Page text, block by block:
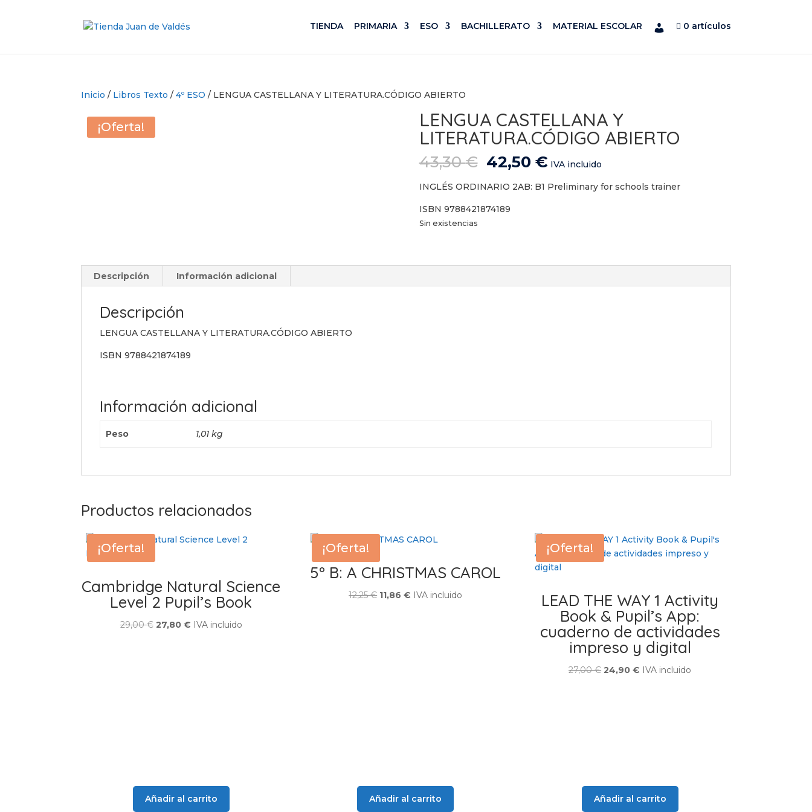
TIENDA PRIMARIA ESO BACHILLERATO MATERIAL ESCOLAR 0 artículos
Inicio / Libros Texto /4º ESO / LENGUA CASTELLANA Y LITERATURA.CÓDIGO ABIERTO
¡Oferta! LENGUA CASTELLANA Y
LITERATURA.CÓDIGO ABIERTO
43,30€ El
precio
original
era:
43,30 €.
42,50 €El
actual
IVA incluido
INGLÉS ORDINARIO 2AB: B1 Preliminary for schools trainer
ISBN 9788421874189
Sin existencias
Descripción Información adicional
Descripción
LENGUA CASTELLANA Y LITERATURA.CÓDIGO ABIERTO
ISBN 9788421874189
Información adicional
Peso 1,01 kg
Productos relacionados
¡Oferta!
Cambridge Natural Science
Level 2 Pupil’s Book
29,00€ El
27,80 €ElIVA incluido
Añadir al carrito
¡Oferta!
5º B: A CHRISTMAS CAROL
12,25€ El
11,86€ El
IVA incluido
Añadir al carrito
¡Oferta!
LEAD THE WAY 1 Activity
Book & Pupil’s App:
cuaderno de actividades
impreso y digital
27,00€ El
24,90€ El
IVA incluido
Añadir al carrito